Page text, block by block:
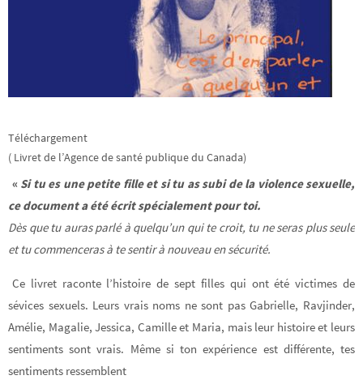
Téléchargement
( Livret de l’Agence de santé publique du Canada)
« Si tu es une petite fille et si tu as subi de la violence sexuelle,
ce document a été écrit spécialement pour toi.
Dès que tu auras parlé à quelqu’un qui te croit, tu ne seras plus seule
et tu commenceras à te sentir à nouveau en sécurité.
Ce livret raconte l’histoire de sept filles qui ont été victimes de
sévices sexuels. Leurs vrais noms ne sont pas Gabrielle, Ravjinder,
Amélie, Magalie, Jessica, Camille et Maria, mais leur histoire et leurs
sentiments sont vrais. Même si ton expérience est différente, tes
sentiments ressemblent